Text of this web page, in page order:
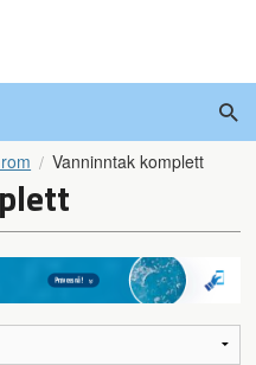
Vanninntak komplett